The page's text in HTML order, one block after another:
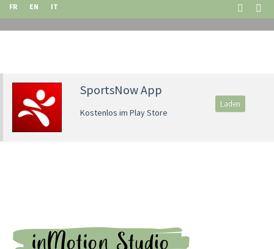
FR EN IT
SportsNow App
Kostenlos im Play Store
Laden